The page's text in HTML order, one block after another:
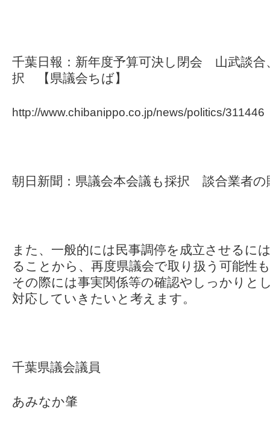
千葉日報：新年度予算可決し閉会 山武談合
択 【県議会ちば】
http://www.chibanippo.co.jp/news/politics/311446
朝日新聞：県議会本会議も採択 談合業者の
また、一般的には民事調停を成立させるに
ることから、再度県議会で取り扱う可能性
その際には事実関係等の確認やしっかりと
対応していきたいと考えます。
千葉県議会議員
あみなか肇